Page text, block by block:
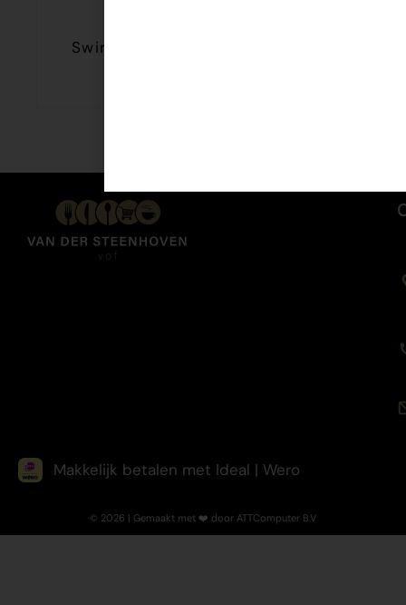
Swirl ped zk 20 ltr ( 20 stuks )
Makkelijk betalen met Ideal | Wero
© 2026 | Gemaakt met ❤️ door ATTComputer B.V